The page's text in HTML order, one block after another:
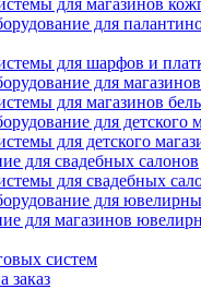
для магазинов
для
для шарфов и
для
для магазинов
для детского
для детского
для свадебных салонов
для свадебных
для
для магазинов
систем
заказ